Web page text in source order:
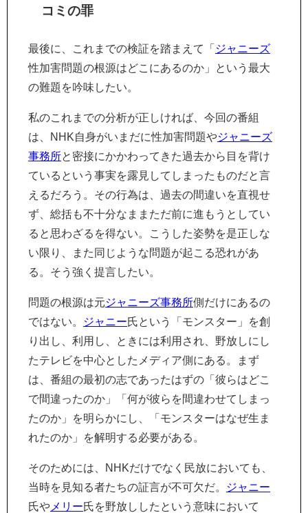
コミの罪
最後に、これまでの検証を踏まえて「 ジャニーズ
性加害問題の根源はどこにあるのか」という最大
の難題を吟味したい。
私のこれまでの分析が正しければ、今回の番組
は、NHK自身がいまだに性加害問題やジャニーズ
事務所と密接にかかわってきた過去から目を背け
ているという事実を露見してしまったものだと言
えるだろう。その行為は、過去の間違いを直視せ
ず、総括も不十分なままただ前に進もうとしてい
ると思わざるを得ない。こうした姿勢を是正しな
い限り、また同じような問題が起こる恐れがあ
る。そう強く提言したい。
問題の根源は元ジャニーズ事務所側だけにあるの
ではない。
ジャニー氏という「モンスター」を創
り出し、利用し、ときには利用され、野放しにし
たテレビを中心としたメディア側にある。まず
は、番組の最初の志であったはずの「彼らはどこ
で間違ったのか」「何が彼らを間違わせてしまっ
たのか」を明らかにし、「モンスターはなぜ生ま
れたのか」を解明する必要がある。
そのためには、NHKだけでなく民放においても、
当時を見知る者たちの証言が不可欠だ。
ジャニー
氏や メリー氏を野放ししたという意味において